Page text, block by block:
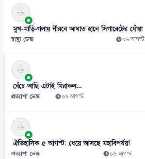
৭
‘লিপ কিস বাবা’র ভিডিও ঘিরে তুমুল বিতর্ক
০৮ আগস্ট
চলতি মাসে ফের টানা ৪ দিনের ছুটির সুযোগ
০৮ আগস্ট
৯
০৮ আগস্ট
১০
চোরাবালিতে যুক্তরাষ্ট্র, ইরানের মুসলিম ঐক্যের ডাক
মুখ-মাড়ি-গলায় নীরবে আঘাত হানে সিগারেটের ধোঁয়া
স্বাস্থ্য ডেস্ক ০৬ আগস্ট
বেঁচে আছি এটাই মিরাকল...
প্রত্যাশা ডেস্ক ০৬ আগস্ট
ঐতিহাসিক ৫ আগস্ট: ধেয়ে আসছে মহাবিপর্যয়!
প্রত্যাশা ডেস্ক ০৬ আগস্ট